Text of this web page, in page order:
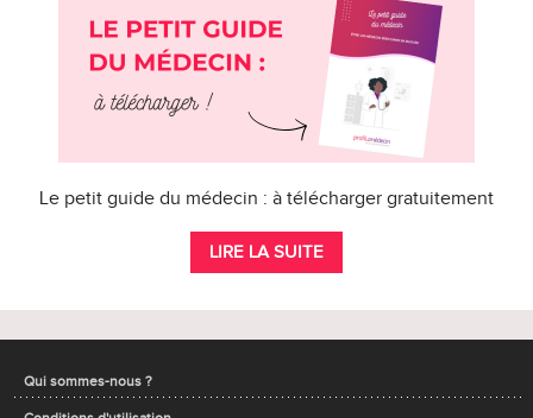
Le petit guide du médecin : à télécharger gratuitement
LIRE LA SUITE
Qui sommes-nous ?